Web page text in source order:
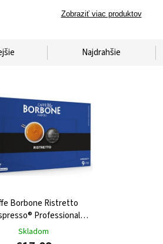
Zobraziť viac produktov
Najdrahšie
Borbone Ristretto
Professional
kapsule 50ks
Skladom